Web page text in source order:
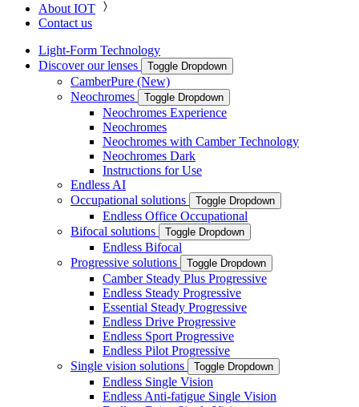
About IOT
Contact us
Light-Form Technology
Discover our lenses
Toggle Dropdown
CamberPure (New)
Neochromes
Toggle Dropdown
Neochromes Experience
Neochromes
Neochromes with Camber Technology
Neochromes Dark
Instructions for Use
Endless AI
Occupational solutions
Toggle Dropdown
Endless Office Occupational
Bifocal solutions
Toggle Dropdown
Endless Bifocal
Progressive solutions
Toggle Dropdown
Camber Steady Plus Progressive
Endless Steady Progressive
Essential Steady Progressive
Endless Drive Progressive
Endless Sport Progressive
Endless Pilot Progressive
Single vision solutions
Toggle Dropdown
Endless Single Vision
Endless Anti-fatigue Single Vision